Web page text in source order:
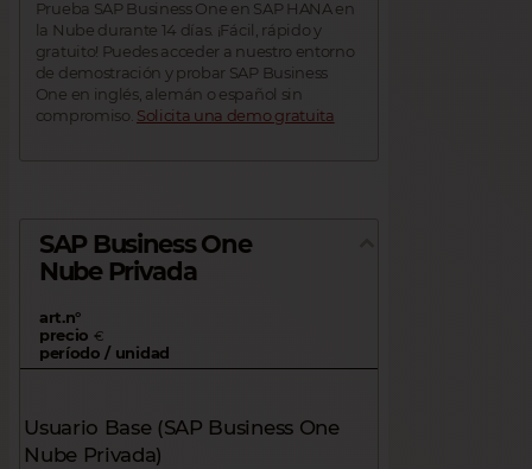
Prueba SAP Business One en SAP HANA en
la Nube durante 14 días. ¡Fácil, rápido y
gratuito! Puedes acceder a nuestro entorno
de demostración y probar SAP Business
One en inglés, alemán o español sin
compromiso. Solicita una demo gratuita
SAP Business One
Nube Privada
art.n°
precio €
período / unidad
Usuario Base (SAP Business One
Nube Privada)